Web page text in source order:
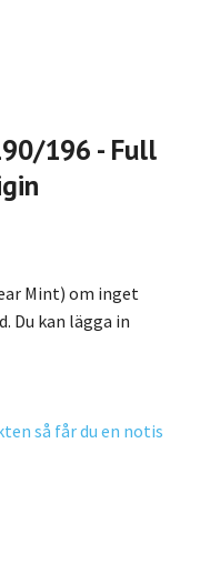
196 - Full
Mint) om inget
Du kan lägga in
så får du en notis